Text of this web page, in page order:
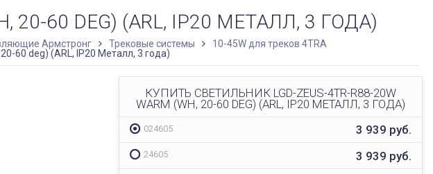
20-60 DEG) (ARL, IP20 МЕТАЛЛ, 3 ГОДА)
Армстронг Трековые системы
10-45W для треков 4TRA
60 deg) (ARL, IP20 Металл, 3 года)
КУПИТЬ СВЕТИЛЬНИК LGD-ZEUS-4TR-R88-20W
WARM (WH, 20-60 DEG) (ARL, IP20 МЕТАЛЛ, 3 ГОДА)
024605 3 939 руб.
24605 3 939 руб.